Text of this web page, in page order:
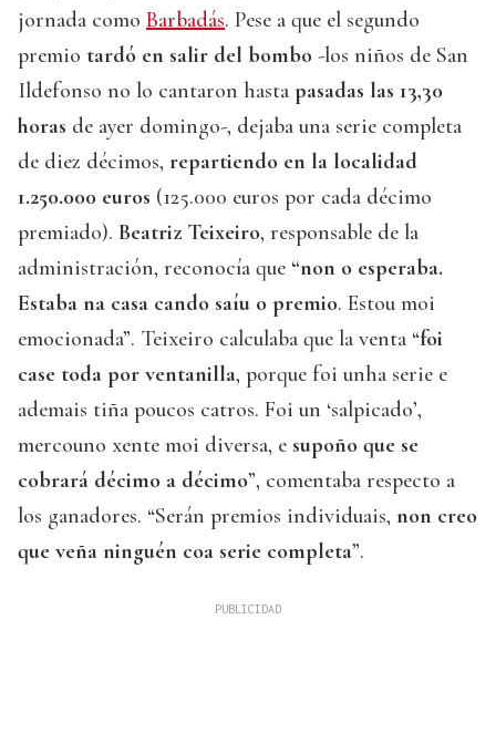
jornada como Barbadás. Pese a que el segundo
premio tardó en salir del bombo -los niños de San
Ildefonso no lo cantaron hasta pasadas las 13,30
horas de ayer domingo-, dejaba una serie completa
de diez décimos, repartiendo en la localidad
1.250.000 euros (125.000 euros por cada décimo
premiado). Beatriz Teixeiro, responsable de la
administración, reconocía que “non o esperaba.
Estaba na casa cando saíu o premio. Estou moi
emocionada”. Teixeiro calculaba que la venta “foi
case toda por ventanilla, porque foi unha serie e
ademais tiña poucos catros. Foi un ‘salpicado’,
mercouno xente moi diversa, e supoño que se
cobrará décimo a décimo”, comentaba respecto a
los ganadores. “Serán premios individuais, non creo
que veña ninguén coa serie completa”.